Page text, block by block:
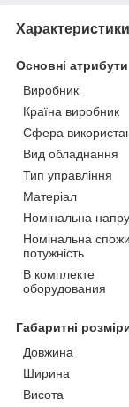
Характеристики
Основні атрибути
Виробник
Країна виробник
Сфера
Вид обладнання
Тип управління
Матеріал
Номінальна
Номінальна
потужність
В комплекте
оборудования
Габаритні
Довжина
Ширина
Висота